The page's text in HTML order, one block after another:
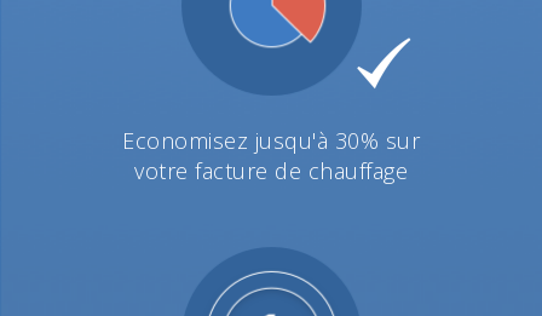
Economisez jusqu'à 30% sur
votre facture de chauffage